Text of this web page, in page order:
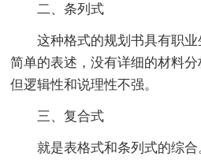
二、条列式
这种格式的规划书具有职业
简单的表述，没有详细的材料分
但逻辑性和说理性不强。
三、复合式
就是表格式和条列式的综合